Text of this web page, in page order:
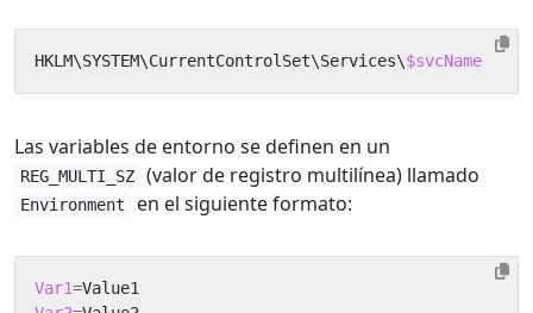
HKLM\SYSTEM\CurrentControlSet\Services\$svcName
Las variables de entorno se definen en un
REG_MULTI_SZ (valor de registro multilínea) llamado
Environment en el siguiente formato:
Var1=